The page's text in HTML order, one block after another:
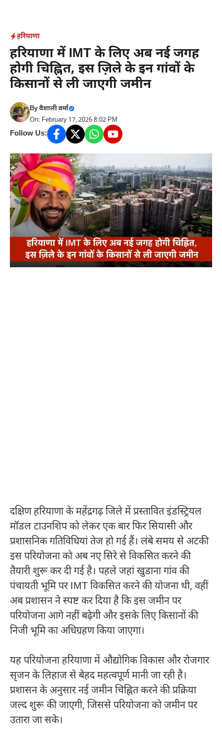
content
हरियाणा
हरियाणा में IMT के लिए अब नई जगह
होगी चिह्नित, इस ज़िले के इन गांवों के
किसानों से ली जाएगी जमीन
Byवैशाली वर्मा
On: February 17, 2026 8:02 PM
Follow Us:
दक्षिण हरियाणा के महेंद्रगढ़ जिले में प्रस्तावित इंडस्ट्रियल
मॉडल टाउनशिप को लेकर एक बार फिर सियासी और
प्रशासनिक गतिविधियां तेज हो गई हैं। लंबे समय से अटकी
इस परियोजना को अब नए सिरे से विकसित करने की
तैयारी शुरू कर दी गई है। पहले जहां खुडाना गांव की
पंचायती भूमि पर IMT विकसित करने की योजना थी, वहीं
अब प्रशासन ने स्पष्ट कर दिया है कि इस जमीन पर
परियोजना आगे नहीं बढ़ेगी और इसके लिए किसानों की
निजी भूमि का अधिग्रहण किया जाएगा।
यह परियोजना हरियाणा में औद्योगिक विकास और रोजगार
सृजन के लिहाज से बेहद महत्वपूर्ण मानी जा रही है।
प्रशासन के अनुसार नई जमीन चिह्नित करने की प्रक्रिया
जल्द शुरू की जाएगी, जिससे परियोजना को जमीन पर
उतारा जा सके।